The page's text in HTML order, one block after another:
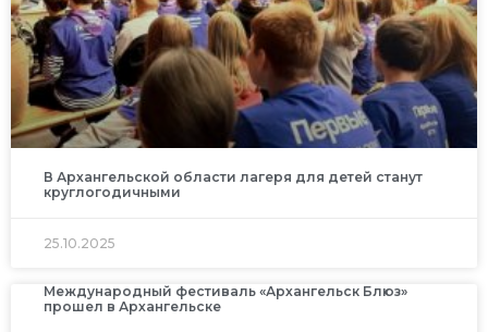
В Архангельской области лагеря для детей станут
круглогодичными
25.10.2025
Международный фестиваль «Архангельск Блюз»
прошел в Архангельске